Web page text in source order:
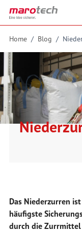
Skip to Content
Home / Blog /
Das Niederzurren
häufigste
durch die Zurrmittel